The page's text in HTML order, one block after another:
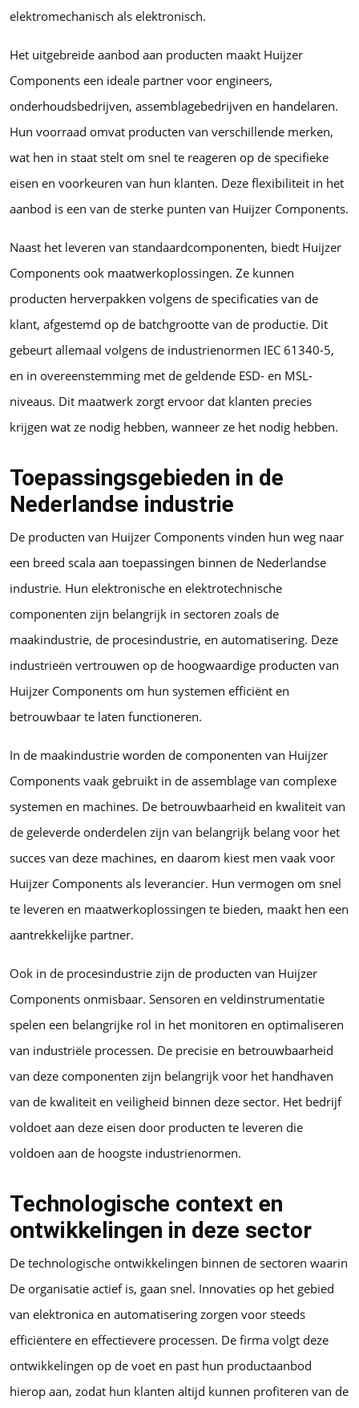
elektromechanisch als elektronisch.
Het uitgebreide aanbod aan producten maakt Huijzer
Components een ideale partner voor engineers,
onderhoudsbedrijven, assemblagebedrijven en handelaren.
Hun voorraad omvat producten van verschillende merken,
wat hen in staat stelt om snel te reageren op de specifieke
eisen en voorkeuren van hun klanten. Deze flexibiliteit in het
aanbod is een van de sterke punten van Huijzer Components.
Naast het leveren van standaardcomponenten, biedt Huijzer
Components ook maatwerkoplossingen. Ze kunnen
producten herverpakken volgens de specificaties van de
klant, afgestemd op de batchgrootte van de productie. Dit
gebeurt allemaal volgens de industrienormen IEC 61340-5,
en in overeenstemming met de geldende ESD- en MSL-
niveaus. Dit maatwerk zorgt ervoor dat klanten precies
krijgen wat ze nodig hebben, wanneer ze het nodig hebben.
Toepassingsgebieden in de
Nederlandse industrie
De producten van Huijzer Components vinden hun weg naar
een breed scala aan toepassingen binnen de Nederlandse
industrie. Hun elektronische en elektrotechnische
componenten zijn belangrijk in sectoren zoals de
maakindustrie, de procesindustrie, en automatisering. Deze
industrieën vertrouwen op de hoogwaardige producten van
Huijzer Components om hun systemen efficiënt en
betrouwbaar te laten functioneren.
In de maakindustrie worden de componenten van Huijzer
Components vaak gebruikt in de assemblage van complexe
systemen en machines. De betrouwbaarheid en kwaliteit van
de geleverde onderdelen zijn van belangrijk belang voor het
succes van deze machines, en daarom kiest men vaak voor
Huijzer Components als leverancier. Hun vermogen om snel
te leveren en maatwerkoplossingen te bieden, maakt hen een
aantrekkelijke partner.
Ook in de procesindustrie zijn de producten van Huijzer
Components onmisbaar. Sensoren en veldinstrumentatie
spelen een belangrijke rol in het monitoren en optimaliseren
van industriële processen. De precisie en betrouwbaarheid
van deze componenten zijn belangrijk voor het handhaven
van de kwaliteit en veiligheid binnen deze sector. Het bedrijf
voldoet aan deze eisen door producten te leveren die
voldoen aan de hoogste industrienormen.
Technologische context en
ontwikkelingen in deze sector
De technologische ontwikkelingen binnen de sectoren waarin
De organisatie actief is, gaan snel. Innovaties op het gebied
van elektronica en automatisering zorgen voor steeds
efficiëntere en effectievere processen. De firma volgt deze
ontwikkelingen op de voet en past hun productaanbod
hierop aan, zodat hun klanten altijd kunnen profiteren van de